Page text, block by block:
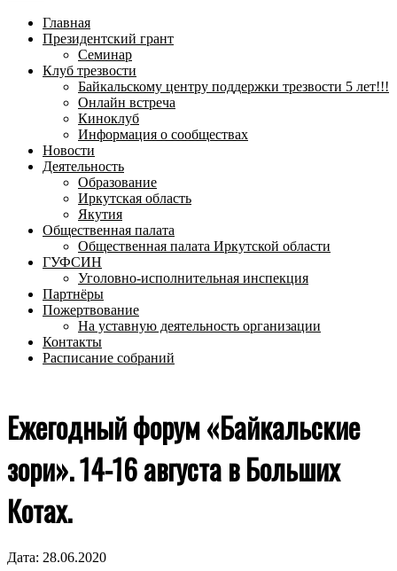
меню
Главная
Президентский грант
Семинар
Клуб трезвости
Байкальскому центру поддержки трезвости 5 лет!!!
Онлайн встреча
Киноклуб
Информация о сообществах
Новости
Деятельность
Образование
Иркутская область
Якутия
Общественная палата
Общественная палата Иркутской области
ГУФСИН
Уголовно-исполнительная инспекция
Партнёры
Пожертвование
На уставную деятельность организации
Контакты
Расписание собраний
Ежегодный форум «Байкальские
зори». 14-16 августа в Больших
Котах.
Дата: 28.06.2020